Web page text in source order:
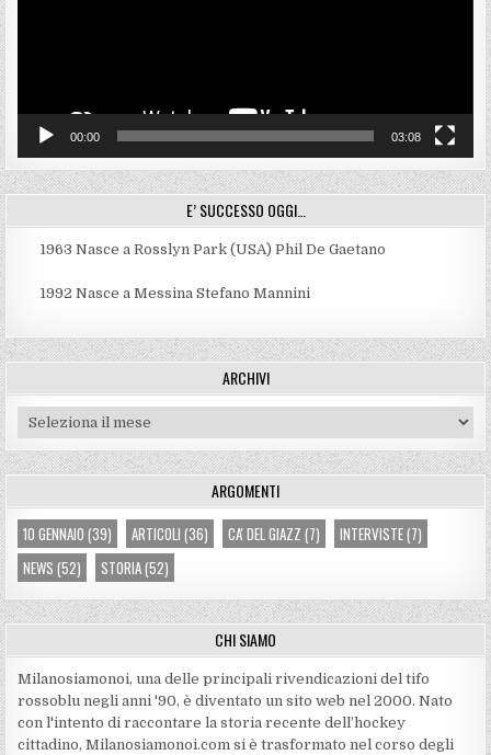
00:00 03:08
E’ SUCCESSO OGGI…
1963 Nasce a Rosslyn Park (USA) Phil De Gaetano
1992 Nasce a Messina Stefano Mannini
ARCHIVI
Archivi
ARGOMENTI
10 GENNAIO (39) ARTICOLI (36) CA' DEL GIAZZ (7) INTERVISTE(7)
NEWS (52) STORIA(52)
CHI SIAMO
Milanosiamonoi, una delle principali rivendicazioni del tifo
rossoblu negli anni '90, è diventato un sito web nel 2000. Nato
con l'intento di raccontare la storia recente dell’hockey
cittadino, Milanosiamonoi.com si è trasformato nel corso degli